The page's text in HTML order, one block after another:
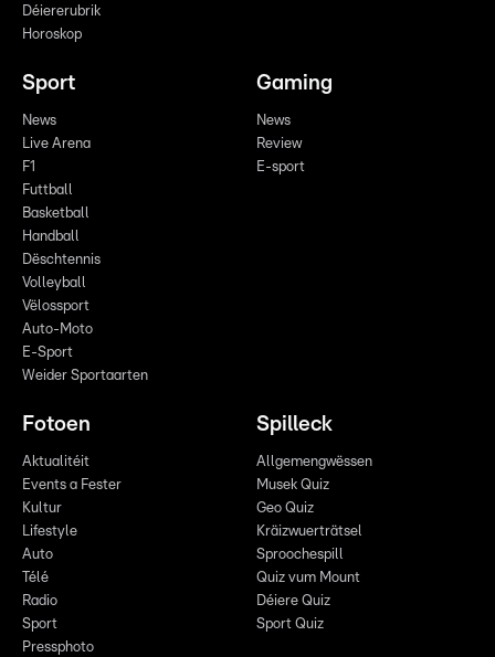
Déiererubrik
Horoskop
Sport
News
Live Arena
F1
Futtball
Basketball
Handball
Dëschtennis
Volleyball
Vëlossport
Auto-Moto
E-Sport
Weider Sportaarten
Gaming
News
Review
E-sport
Fotoen
Aktualitéit
Events a Fester
Kultur
Lifestyle
Auto
Télé
Radio
Sport
Pressphoto
Spilleck
Allgemengwëssen
Musek Quiz
Geo Quiz
Kräizwuerträtsel
Sproochespill
Quiz vum Mount
Déiere Quiz
Sport Quiz